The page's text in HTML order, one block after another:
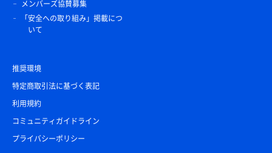
メンバーズ協賛募集
「安全への取り組み」掲載につ
いて
推奨環境
特定商取引法に基づく表記
利用規約
コミュニティガイドライン
プライバシーポリシー